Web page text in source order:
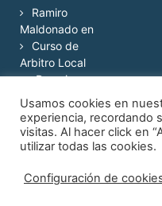
Ramiro
Maldonado en
Curso de
Arbitro Local
en Rosario
Usamos cookies en
experiencia, recordando
visitas. Al hacer click en
utilizar todas las cookies.
Configuración de